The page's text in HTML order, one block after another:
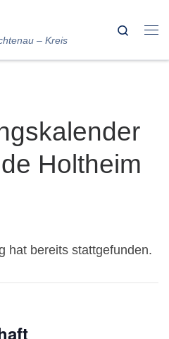
– Kreis
Search
Holtheim
hat bereits stattgefunden.